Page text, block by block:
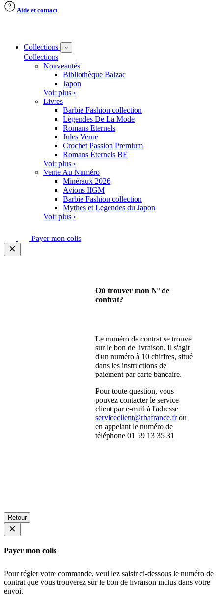
Aide et contact
Collections
Collections
Nouveautés
Bibliothèque Balzac
Japon
Voir plus ›
Livres
Barbie Fashion collection
Légendes De La Mode
Romans Eternels
Jules Verne
Crochet Passion Premium
Romans Éternels BE
Voir plus ›
Vente Au Numéro
Minéraux 2026
Avions IIGM
Barbie Fashion collection
Mythes et Légendes du Japon
Voir plus ›
Payer mon colis
Oú trouver mon Nº de
contrat?
Le numéro de contrat se trouve
sur le bon de livraison. Il s'agit
d'un numéro à 10 chiffres, situé
dans les instructions de
paiement par carte bancaire.
Pour toute question, vous
pouvez contacter le service
client par e-mail à l'adresse
serviceclient@rbafrance.frou
en appelant le numéro de
téléphone 01 59 13 35 31
Retour
Payer mon colis
Pour régler votre commande, veuillez saisir ci-dessous le numéro de
contrat que vous trouverez sur le bon de livraison inclus dans votre
envoi.